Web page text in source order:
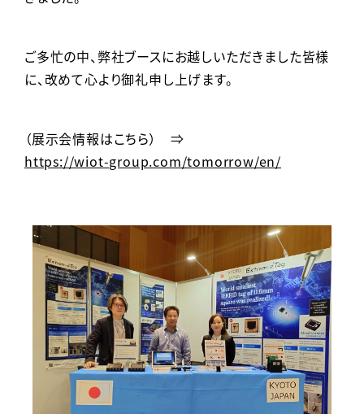
ご多忙の中、弊社ブースにお越しいただきました皆様
に、改めて心より御礼申し上げます。
（展示会情報はこちら） ⇒
https://wiot-group.com/tomorrow/en/